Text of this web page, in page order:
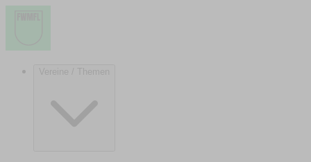
Vereine / Themen